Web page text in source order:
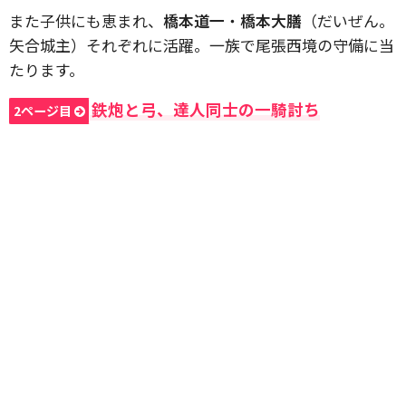
また子供にも恵まれ、 橋本道一 ・ 橋本大膳 （だいぜん。
矢合城主）それぞれに活躍。一族で尾張西境の守備に当
たります。
2ページ目 鉄炮と弓、達人同士の一騎討ち